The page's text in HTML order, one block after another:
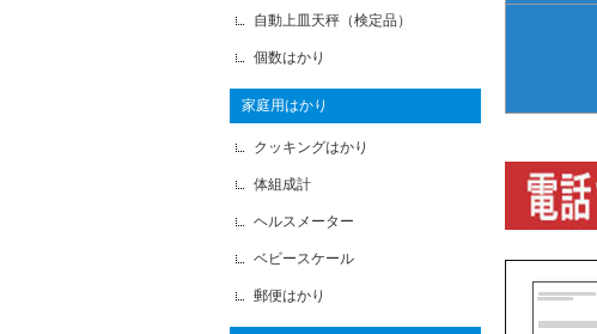
自動上皿天秤（検定品）
個数はかり
家庭用はかり
クッキングはかり
体組成計
ヘルスメーター
ベビースケール
郵便はかり